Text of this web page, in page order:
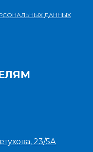
ДАННЫХ
23/5А